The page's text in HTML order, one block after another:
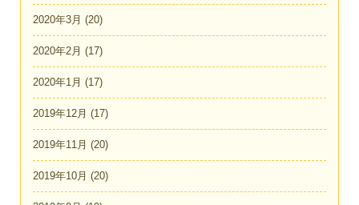
2020年3月 (20)
2020年2月 (17)
2020年1月 (17)
2019年12月 (17)
2019年11月 (20)
2019年10月 (20)